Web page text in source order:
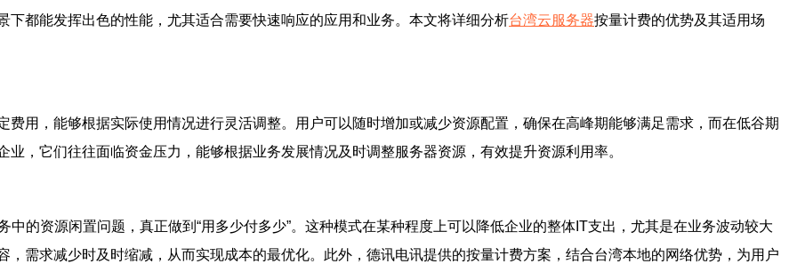
都能发挥出色的性能，尤其适合需要快速响应的应用和业务。本文将详细分析台湾云服务器按量计费的优势及其适用场
费用，能够根据实际使用情况进行灵活调整。用户可以随时增加或减少资源配置，确保在高峰期能够满足需求，而在低谷期
，它们往往面临资金压力，能够根据业务发展情况及时调整服务器资源，有效提升资源利用率。
中的资源闲置问题，真正做到“用多少付多少”。这种模式在某种程度上可以降低企业的整体IT支出，尤其是在业务波动较大
需求减少时及时缩减，从而实现成本的最优化。此外，德讯电讯提供的按量计费方案，结合台湾本地的网络优势，为用户